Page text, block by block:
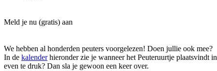
Meld je nu (gratis) aan
We hebben al honderden peuters voorgelezen! Doen jullie ook mee?
In de kalenderhieronder zie je wanneer het Peuteruurtje plaatsvindt
even te druk? Dan sla je gewoon een keer over.